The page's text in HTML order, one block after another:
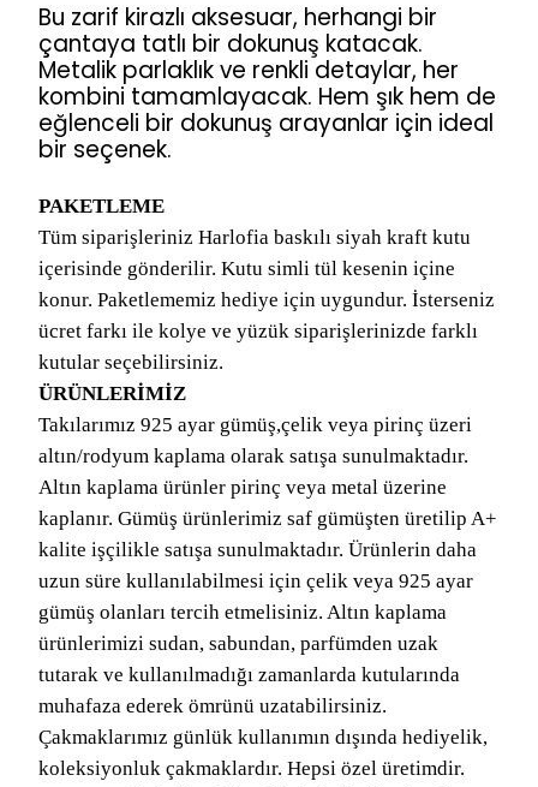
Bu zarif kirazlı aksesuar, herhangi bir
çantaya tatlı bir dokunuş katacak.
Metalik parlaklık ve renkli detaylar, her
kombini tamamlayacak. Hem şık hem de
eğlenceli bir dokunuş arayanlar için ideal
bir seçenek.
PAKETLEME
Tüm siparişleriniz Harlofia baskılı siyah kraft kutu
içerisinde gönderilir. Kutu simli tül kesenin içine
konur. Paketlememiz hediye için uygundur. İsterseniz
ücret farkı ile kolye ve yüzük siparişlerinizde farklı
kutular seçebilirsiniz.
ÜRÜNLERİMİZ
Takılarımız 925 ayar gümüş,çelik veya pirinç üzeri
altın/rodyum kaplama olarak satışa sunulmaktadır.
Altın kaplama ürünler pirinç veya metal üzerine
kaplanır. Gümüş ürünlerimiz saf gümüşten üretilip A+
kalite işçilikle satışa sunulmaktadır. Ürünlerin daha
uzun süre kullanılabilmesi için çelik veya 925 ayar
gümüş olanları tercih etmelisiniz. Altın kaplama
ürünlerimizi sudan, sabundan, parfümden uzak
tutarak ve kullanılmadığı zamanlarda kutularında
muhafaza ederek ömrünü uzatabilirsiniz.
Çakmaklarımız günlük kullanımın dışında hediyelik,
koleksiyonluk çakmaklardır. Hepsi özel üretimdir.